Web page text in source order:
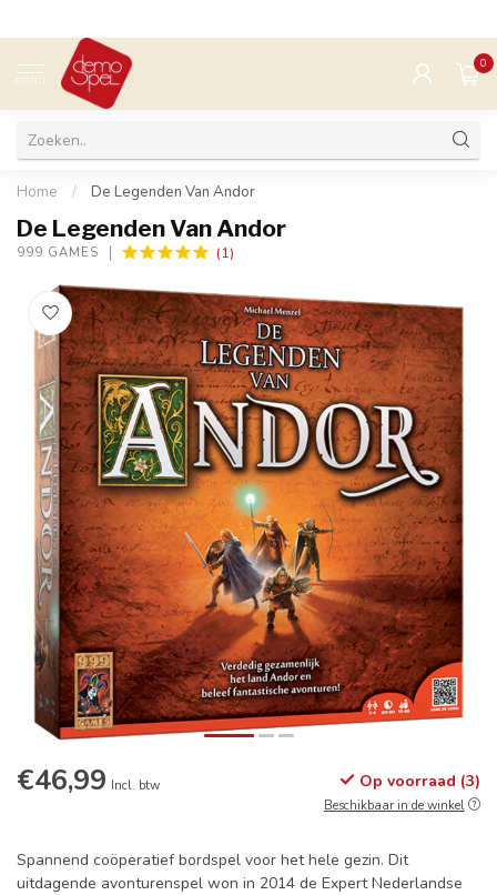
MENU
0
Home / De Legenden Van Andor
De Legenden Van Andor
999 GAMES (1)
€46,99 Incl. btw Op voorraad (3)
Beschikbaar in de winkel
Spannend coöperatief bordspel voor het hele gezin. Dit
uitdagende avonturenspel won in 2014 de Expert Nederlandse